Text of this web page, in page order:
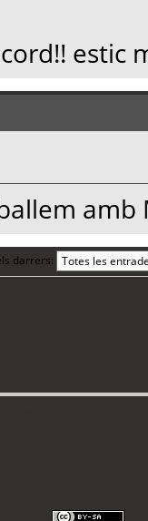
estic
amb
darrers: